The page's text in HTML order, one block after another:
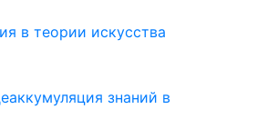
в теории искусства
знаний в